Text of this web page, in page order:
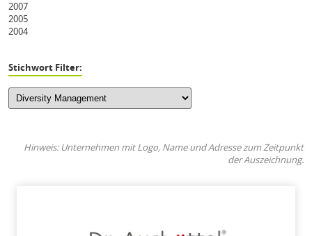
2007
2005
2004
Stichwort Filter:
Hinweis: Unternehmen mit Logo, Name und Adresse zum Zeitpunkt
der Auszeichnung.